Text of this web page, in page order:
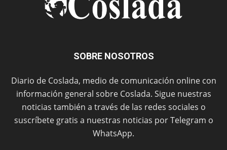
SOBRE NOSOTROS
Diario de Coslada, medio de comunicación online con
información general sobre Coslada. Sigue nuestras
noticias también a través de las redes sociales o
suscríbete gratis a nuestras noticias por Telegram o
WhatsApp.